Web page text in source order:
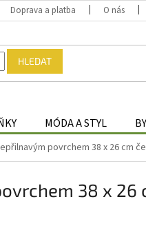
Doprava a platba O nás
HLEDAT
MÓDA A STYL
povrchem 38 x 26 cm
38 x 26